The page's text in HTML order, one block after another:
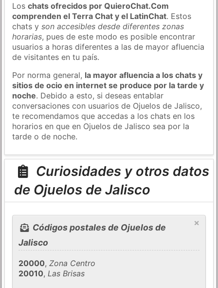
Loschats ofrecidos por QuieroChat.Com
comprenden el Terra Chat y el LatinChat. Estos
chats yson accesibles desde diferentes zonas
horarias, pues de este modo es posible encontrar
usuarios a horas diferentes a las de mayor afluencia
de visitantes en tu país.
Por norma general, la mayor afluencia a los chats y
sitios de ocio en internet se produce por la tarde y
noche. Debido a esto, si deseas entablar
conversaciones con usuarios de Ojuelos de Jalisco,
te recomendamos que accedas a los chats en los
horarios en que en Ojuelos de Jalisco sea por la
tarde o de noche.
Curiosidades y otros datos
de Ojuelos de Jalisco
×
Códigos postales de Ojuelos de
Jalisco
20000,Zona Centro
20010,Las Brisas